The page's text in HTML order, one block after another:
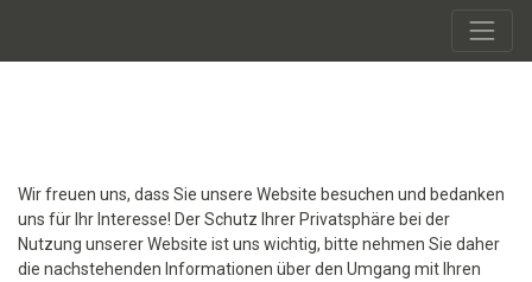
Wir freuen uns, dass Sie unsere Website besuchen und bedanken
uns für Ihr Interesse! Der Schutz Ihrer Privatsphäre bei der
Nutzung unserer Website ist uns wichtig, bitte nehmen Sie daher
die nachstehenden Informationen über den Umgang mit Ihren